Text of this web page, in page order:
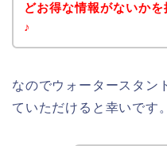
どお得な情報がないか
♪
なのでウォータースタン
ていただけると幸いです。